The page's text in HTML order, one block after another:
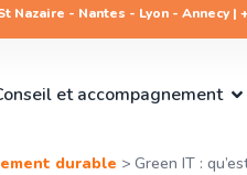
- Nantes - Lyon - Annecy |
et accompagnement
durable > Green IT :